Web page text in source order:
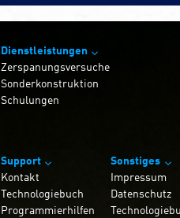
Dienstleistungen
Zerspanungsversuche
Sonderkonstruktion
Schulungen
Support
Kontakt
Technologiebuch
Programmierhilfen
Sonstiges
Impressum
Datenschutz